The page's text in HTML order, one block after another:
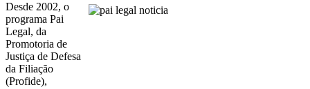
Desde 2002, o
programa Pai
Legal, da
Promotoria de
Justiça de Defesa
da Filiação
(Profide),